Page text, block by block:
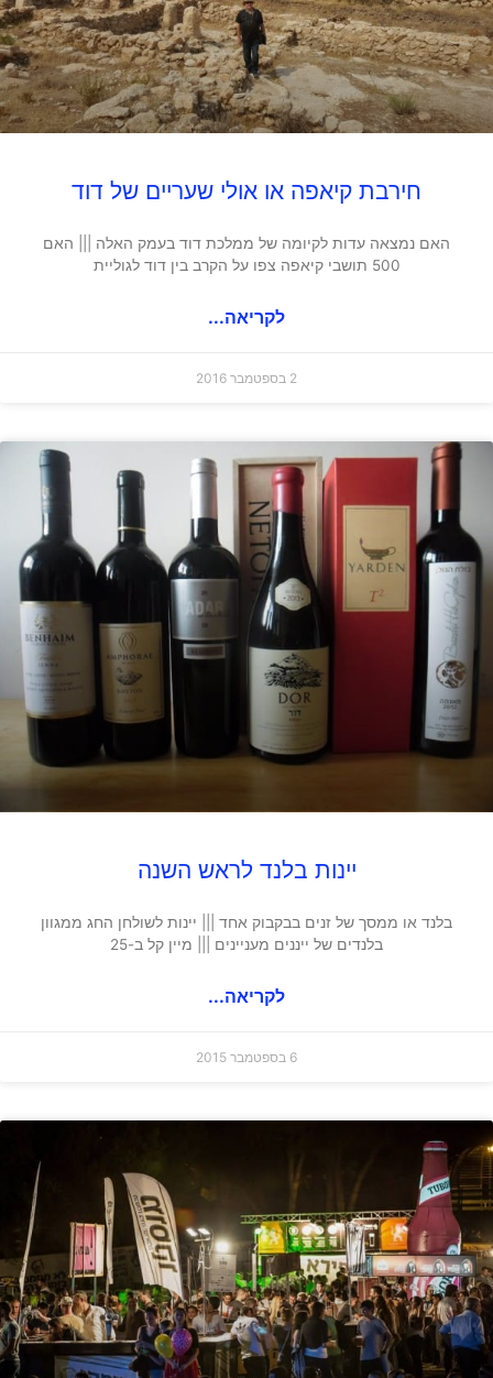
חירבת קיאפה או אולי שעריים של דוד
האם נמצאה עדות לקיומה של ממלכת דוד בעמק האלה ||| האם
500 תושבי קיאפה צפו על הקרב בין דוד לגוליית
לקריאה...
2 בספטמבר 2016
יינות בלנד לראש השנה
בלנד או ממסך של זנים בבקבוק אחד ||| יינות לשולחן החג ממגוון
בלנדים של ייננים מעניינים ||| מיין קל ב-25
לקריאה...
6 בספטמבר 2015